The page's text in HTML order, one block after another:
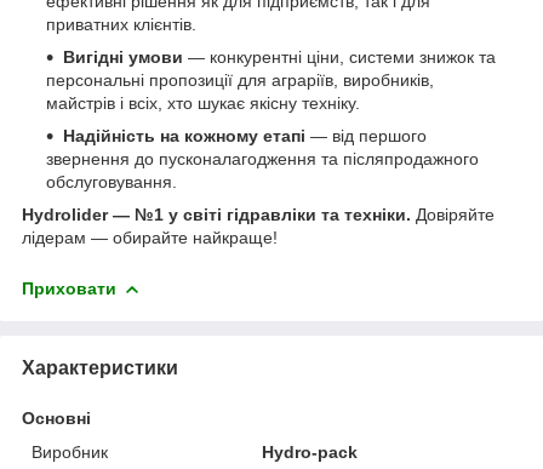
приватних клієнтів.
Вигідні умови — конкурентні ціни, системи знижок та
персональні пропозиції для аграріїв, виробників,
майстрів і всіх, хто шукає якісну техніку.
Надійність на кожному етапі — від першого
звернення до пусконалагодження та післяпродажного
обслуговування.
Hydrolider — №1 у світі гідравліки та техніки. Довіряйте
лідерам — обирайте найкраще!
Приховати
Характеристики
Основні
Виробник
Hydro-pack